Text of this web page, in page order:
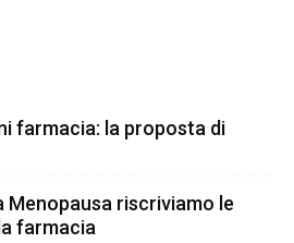
farmacia: la proposta di
Menopausa riscriviamo le
farmacia